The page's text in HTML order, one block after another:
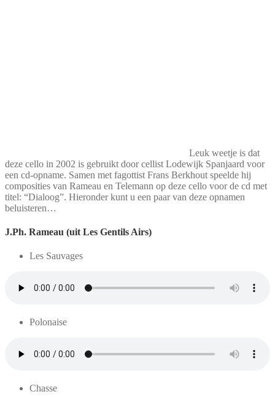
Leuk weetje is dat
deze cello in 2002 is gebruikt door cellist Lodewijk Spanjaard voor
een cd-opname. Samen met fagottist Frans Berkhout speelde hij
composities van Rameau en Telemann op deze cello voor de cd met
titel: “Dialoog”. Hieronder kunt u een paar van deze opnamen
beluisteren…
J.Ph. Rameau (uit Les Gentils Airs)
Les Sauvages
Polonaise
Chasse